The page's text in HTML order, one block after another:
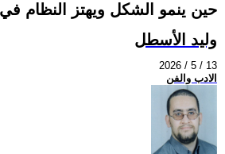
حين ينمو الشكل ويهتز النظام في
وليد الأسطل
2026 / 5 / 13
الادب والفن